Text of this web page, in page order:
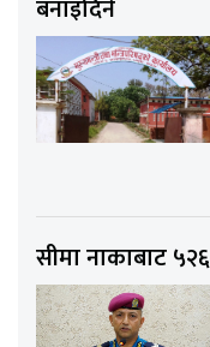
बनाइदिने
सीमा नाकाबाट